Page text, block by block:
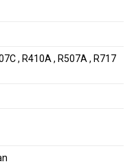
, R410A , R507A , R717